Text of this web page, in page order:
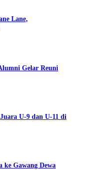
Lane,
Gelar Reuni
U-9 dan U-11 di
ke Gawang Dewa